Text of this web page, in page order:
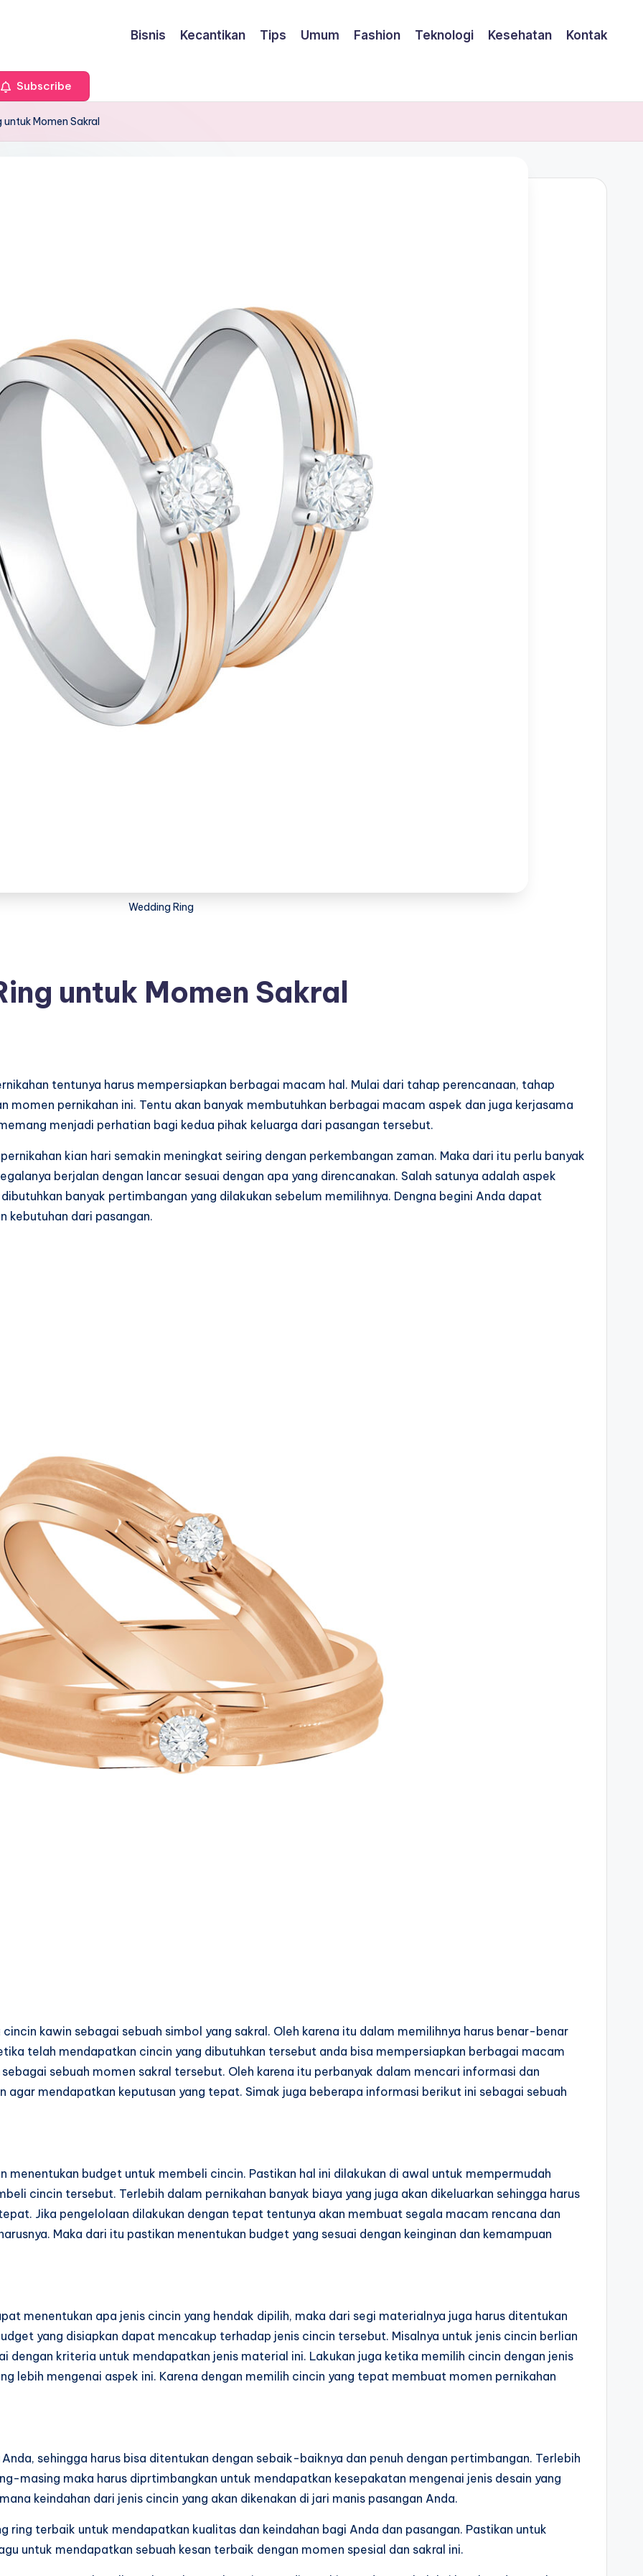
Bisnis Kecantikan Tips Umum Fashion Teknologi Kesehatan Kontak
Subscribe
untuk Momen Sakral
Wedding Ring
untuk Momen Sakral
tentunya harus mempersiapkan berbagai macam hal. Mulai dari tahap perencanaan, tahap
momen pernikahan ini. Tentu akan banyak membutuhkan berbagai macam aspek dan juga kerjasama
menjadi perhatian bagi kedua pihak keluarga dari pasangan tersebut.
kian hari semakin meningkat seiring dengan perkembangan zaman. Maka dari itu perlu banyak
berjalan dengan lancar sesuai dengan apa yang direncanakan. Salah satunya adalah aspek
banyak pertimbangan yang dilakukan sebelum memilihnya. Dengna begini Anda dapat
kebutuhan dari pasangan.
kawin sebagai sebuah simbol yang sakral. Oleh karena itu dalam memilihnya harus benar-benar
telah mendapatkan cincin yang dibutuhkan tersebut anda bisa mempersiapkan berbagai macam
sebuah momen sakral tersebut. Oleh karena itu perbanyak dalam mencari informasi dan
agar mendapatkan keputusan yang tepat. Simak juga beberapa informasi berikut ini sebagai sebuah
menentukan budget untuk membeli cincin. Pastikan hal ini dilakukan di awal untuk mempermudah
cincin tersebut. Terlebih dalam pernikahan banyak biaya yang juga akan dikeluarkan sehingga harus
Jika pengelolaan dilakukan dengan tepat tentunya akan membuat segala macam rencana dan
Maka dari itu pastikan menentukan budget yang sesuai dengan keinginan dan kemampuan
menentukan apa jenis cincin yang hendak dipilih, maka dari segi materialnya juga harus ditentukan
yang disiapkan dapat mencakup terhadap jenis cincin tersebut. Misalnya untuk jenis cincin berlian
dengan kriteria untuk mendapatkan jenis material ini. Lakukan juga ketika memilih cincin dengan jenis
lebih mengenai aspek ini. Karena dengan memilih cincin yang tepat membuat momen pernikahan
sehingga harus bisa ditentukan dengan sebaik-baiknya dan penuh dengan pertimbangan. Terlebih
masing maka harus diprtimbangkan untuk mendapatkan kesepakatan mengenai jenis desain yang
keindahan dari jenis cincin yang akan dikenakan di jari manis pasangan Anda.
ring terbaik untuk mendapatkan kualitas dan keindahan bagi Anda dan pasangan. Pastikan untuk
untuk mendapatkan sebuah kesan terbaik dengan momen spesial dan sakral ini.